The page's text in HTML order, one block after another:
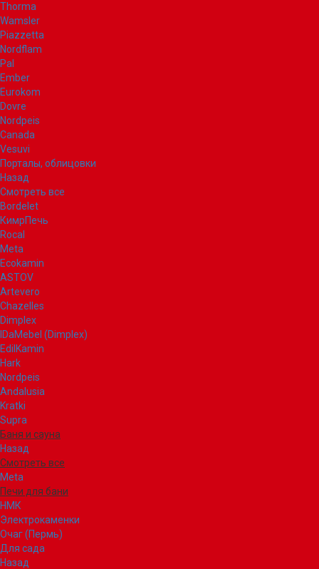
Thorma
Wamsler
Piazzetta
Nordflam
Pal
Ember
Eurokom
Dovre
Nordpeis
Canada
Vesuvi
Порталы, облицовки
Назад
Смотреть все
Bordelet
КимрПечь
Rocal
Meta
Ecokamin
ASTOV
Artevero
Chazelles
Dimplex
IDaMebel (Dimplex)
EdilKamin
Hark
Nordpeis
Andalusia
Kratki
Supra
Баня и сауна
Назад
Смотреть все
Meta
Печи для бани
НМК
Электрокаменки
Очаг (Пермь)
Для сада
Назад